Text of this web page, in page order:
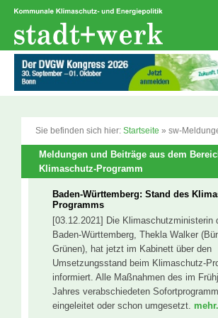
Zum
springen
Sie befinden sich hier: Startseite » sw-
Meldungen und Beiträge aus dem
Klimaschutz-Programm
Baden-Württemberg: Stand des
Programms
[03.12.2021] Die Klimaschutzministerin
Baden-Württemberg, Thekla Walker
Grünen), hat jetzt im Kabinett über den
Umsetzungsstand beim Klimaschutz-
informiert. Alle Maßnahmen des im
Jahres verabschiedeten
eingeleitet oder schon umgesetzt.